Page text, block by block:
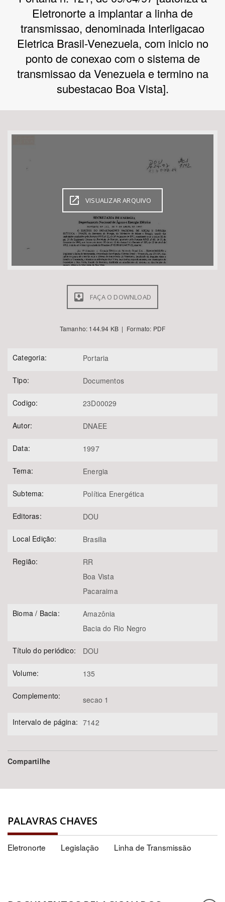
Tema
Subtema
BUSCAR
Eletronorte a implantar a linha de
transmissao, denominada Interligacao
Eletrica Brasil-Venezuela, com inicio no
ponto de conexao com o sistema de
transmissao da Venezuela e termino na
subestacao Boa Vista].
VISUALIZAR ARQUIVO
FAÇA O DOWNLOAD
Tamanho: 144.94 KB | Formato: PDF
Categoria: Portaria
Tipo: Documentos
Codigo: 23D00029
Autor: DNAEE
Data: 1997
Tema: Energia
Subtema: Política Energética
Editoras: DOU
Local Edição: Brasilia
Região:
RR
Boa Vista
Pacaraima
Bioma / Bacia:
Amazônia
Bacia do Rio Negro
Título do periódico: DOU
Volume: 135
Complemento: secao 1
Intervalo de página: 7142
Compartilhe
PALAVRAS CHAVES
Eletronorte Legislação Linha de Transmissão